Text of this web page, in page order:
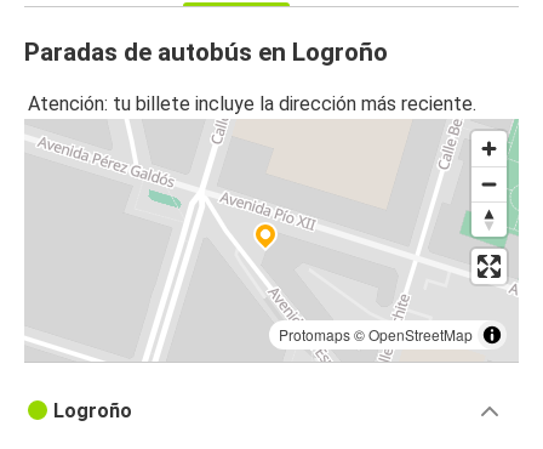
Paradas de autobús en Logroño
Atención: tu billete incluye la dirección más reciente.
Protomaps©OpenStreetMap
Logroño